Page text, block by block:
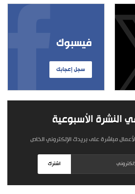
فيسبوك
سجل إعجابك
النشرة الأسبوعية
مباشرة على بريدك الإلكتروني الخاص
اشترك